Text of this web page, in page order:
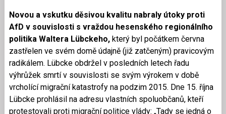
Novou a vskutku děsivou kvalitu nabraly útoky proti
AfD v souvislosti s vraždou hesenského regionálního
politika Waltera Lübckeho,který byl počátkem června
zastřelen ve svém domě údajně (již zatčeným) pravicovým
radikálem. Lübcke obdržel v posledních letech řadu
výhrůžek smrtí v souvislosti se svým výrokem v době
vrcholící migrační katastrofy na podzim 2015. Dne 15. října
Lübcke prohlásil na adresu vlastních spoluobčanů, kteří
protestovali proti migrační politice vlády: „Tady se jedná o